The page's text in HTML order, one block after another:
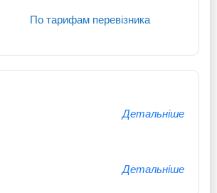
По тарифам перевізника
Детальніше
Детальніше